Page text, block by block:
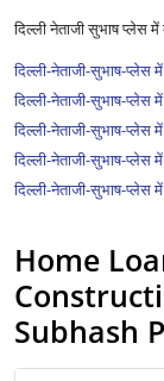
दिल्ली नेताजी सुभाष प्लेस में
दिल्ली-नेताजी-सुभाष-प्लेस
दिल्ली-नेताजी-सुभाष-प्लेस
दिल्ली-नेताजी-सुभाष-प्लेस में
दिल्ली-नेताजी-सुभाष-प्लेस
दिल्ली-नेताजी-सुभाष-प्लेस
Home
Subhash